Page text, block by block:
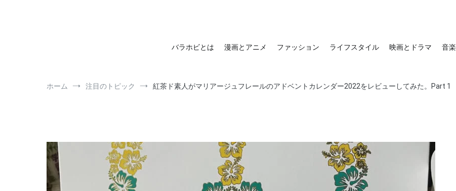
バラホビとは
漫画とアニメ ファッション ライフスタイル 映画とドラマ 音楽
ホーム 注目のトピック 紅茶ド素人がマリアージュフレールのアドベントカレンダー2022をレビューしてみた。Part 1